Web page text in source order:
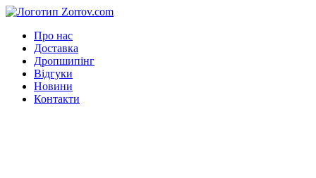
Про нас
Доставка
Дропшипінг
Відгуки
Новини
Контакти